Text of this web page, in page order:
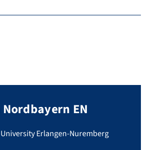
EN
Erlangen-Nuremberg